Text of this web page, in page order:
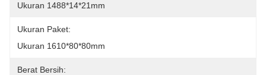
Ukuran 1488*14*21mm
Ukuran Paket:
Ukuran 1610*80*80mm
Berat Bersih: